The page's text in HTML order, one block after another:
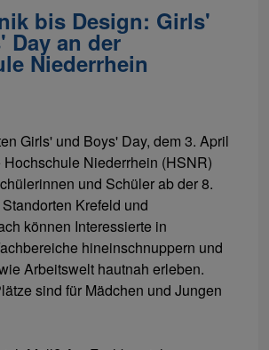
bis Design: Girls'
Day an der
Niederrhein
Girls' und Boys' Day, dem 3. April
Niederrhein (HSNR)
und Schüler ab der 8.
Krefeld und
können Interessierte in
hineinschnuppern und
Arbeitswelt hautnah erleben.
sind für Mädchen und Jungen